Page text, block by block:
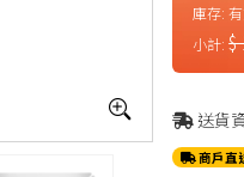
庫存:
小計:$
送貨
商戶直